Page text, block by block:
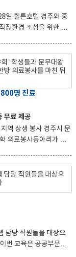
일 힐튼호텔 경주와 중
장환경 조성을 위한 업
는 양
위한 협력 방안과 구체
, 정신건강 교육, 심박
선 캠페인 등을 공동 추
건강은 개인
명 진료
무료 제공
봉사 경주시 문
의료봉사동아리가 지
일 밝혔다. 이번 의
들의 건강 증진을 위
. 심우회 소속
치료 등을 무료로 제
담당 직원들을 대상으